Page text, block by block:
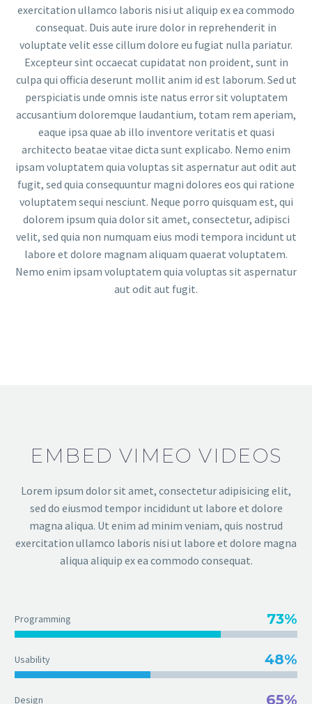
exercitation ullamco laboris nisi ut aliquip ex ea commodo
consequat. Duis aute irure dolor in reprehenderit in
voluptate velit esse cillum dolore eu fugiat nulla pariatur.
Excepteur sint occaecat cupidatat non proident, sunt in
culpa qui officia deserunt mollit anim id est laborum. Sed ut
perspiciatis unde omnis iste natus error sit voluptatem
accusantium doloremque laudantium, totam rem aperiam,
eaque ipsa quae ab illo inventore veritatis et quasi
architecto beatae vitae dicta sunt explicabo. Nemo enim
ipsam voluptatem quia voluptas sit aspernatur aut odit aut
fugit, sed quia consequuntur magni dolores eos qui ratione
voluptatem sequi nesciunt. Neque porro quisquam est, qui
dolorem ipsum quia dolor sit amet, consectetur, adipisci
velit, sed quia non numquam eius modi tempora incidunt ut
labore et dolore magnam aliquam quaerat voluptatem.
Nemo enim ipsam voluptatem quia voluptas sit aspernatur
aut odit aut fugit.
EMBED VIMEO VIDEOS
Lorem ipsum dolor sit amet, consectetur adipisicing elit,
sed do eiusmod tempor incididunt ut labore et dolore
magna aliqua. Ut enim ad minim veniam, quis nostrud
exercitation ullamco laboris nisi ut labore et dolore magna
aliqua aliquip ex ea commodo consequat.
Programming 73%
Usability 48%
Design 65%